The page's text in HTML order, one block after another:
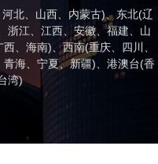
河北、 山西、 内蒙古)、东北(辽
浙江 江西 安徽、福建
山
西 海南)、西南(重庆 四川
青海 宁夏、新疆)、港澳台(香
湾)